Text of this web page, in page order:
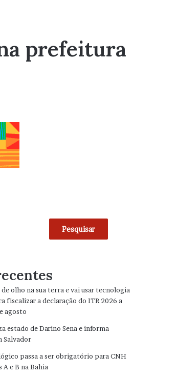
prefeitura
Pesquisar
de olho na sua terra e vai usar tecnologia
fiscalizar a declaração do ITR 2026 a
agosto
estado de Darino Sena e informa
Salvador
passa a ser obrigatório para CNH
e B na Bahia